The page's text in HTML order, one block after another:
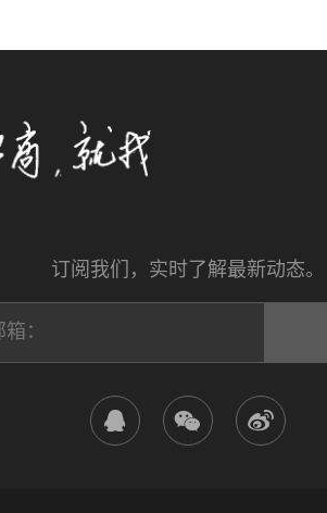
订阅我们，实时了解最新动态。